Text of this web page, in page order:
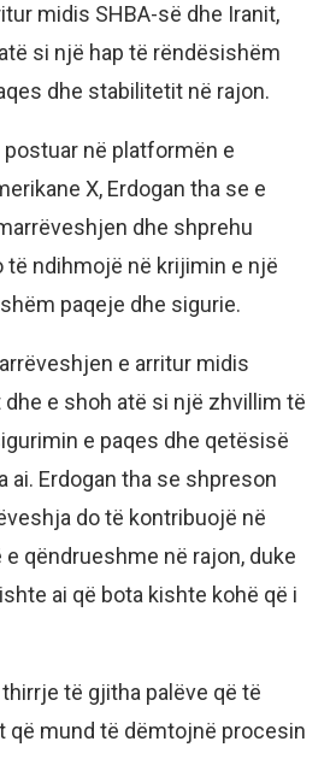
midis SHBA-së dhe Iranit,
si një hap të rëndësishëm
dhe stabilitetit në rajon.
në platformën e
X, Erdogan tha se e
dhe shprehu
të ndihmojë në krijimin e një
paqeje dhe sigurie.
e arritur midis
dhe e shoh atë si një zhvillim të
e paqes dhe qetësisë
ai. Erdogan tha se shpreson
do të kontribuojë në
qëndrueshme në rajon, duke
ai që bota kishte kohë që i
të gjitha palëve që të
që mund të dëmtojnë procesin